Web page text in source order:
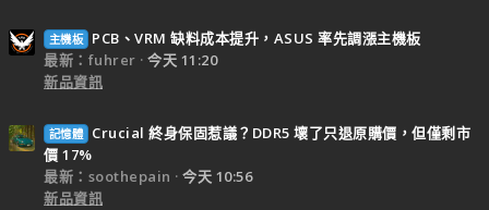
主機板
PCB、VRM 缺料成本提升，ASUS 率先調漲主機板
最新：fuhrer
今天 11:20
新品資訊
記憶體
Crucial 終身保固惹議？DDR5 壞了只退原購價，但僅剩市
價 17%
最新：soothepain
今天 10:56
新品資訊